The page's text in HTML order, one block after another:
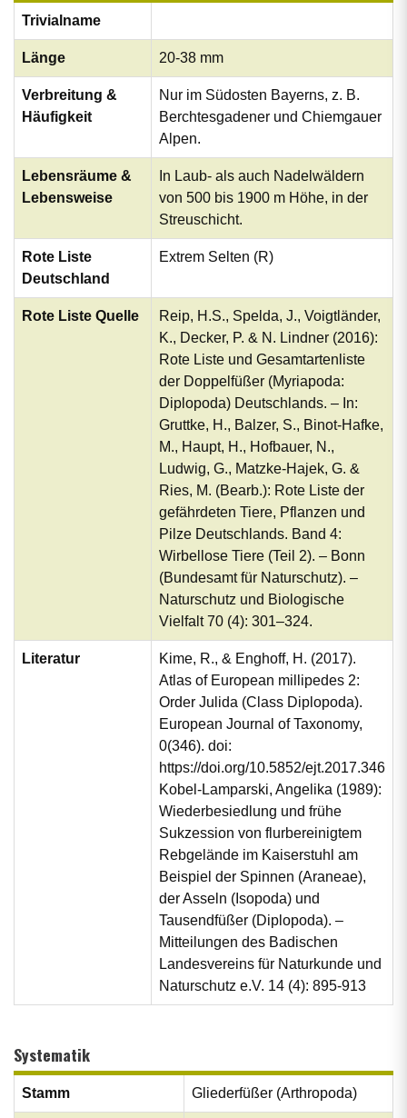
Trivialname
Länge 20-38 mm
Verbreitung &
Häufigkeit
Nur im Südosten Bayerns, z. B.
Berchtesgadener und Chiemgauer
Alpen.
Lebensräume &
Lebensweise
In Laub- als auch Nadelwäldern
von 500 bis 1900 m Höhe, in der
Streuschicht.
Rote Liste
Deutschland
Extrem Selten (R)
Rote Liste Quelle
Reip, H.S., Spelda, J., Voigtländer,
K., Decker, P. & N. Lindner (2016):
Rote Liste und Gesamtartenliste
der Doppelfüßer (Myriapoda:
Diplopoda) Deutschlands. – In:
Gruttke, H., Balzer, S., Binot-Hafke,
M., Haupt, H., Hofbauer, N.,
Ludwig, G., Matzke-Hajek, G. &
Ries, M. (Bearb.): Rote Liste der
gefährdeten Tiere, Pflanzen und
Pilze Deutschlands. Band 4:
Wirbellose Tiere (Teil 2). – Bonn
(Bundesamt für Naturschutz). –
Naturschutz und Biologische
Vielfalt 70 (4): 301–324.
Literatur
Kime, R., & Enghoff, H. (2017).
Atlas of European millipedes 2:
Order Julida (Class Diplopoda).
European Journal of Taxonomy,
0(346). doi:
https://doi.org/10.5852/ejt.2017.346
Kobel-Lamparski, Angelika (1989):
Wiederbesiedlung und frühe
Sukzession von flurbereinigtem
Rebgelände im Kaiserstuhl am
Beispiel der Spinnen (Araneae),
der Asseln (Isopoda) und
Tausendfüßer (Diplopoda). –
Mitteilungen des Badischen
Landesvereins für Naturkunde und
Naturschutz e.V. 14 (4): 895-913
Systematik
Stamm Gliederfüßer (Arthropoda)